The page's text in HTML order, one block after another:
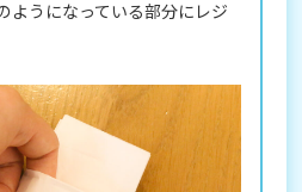
ようになっている部分にレジ